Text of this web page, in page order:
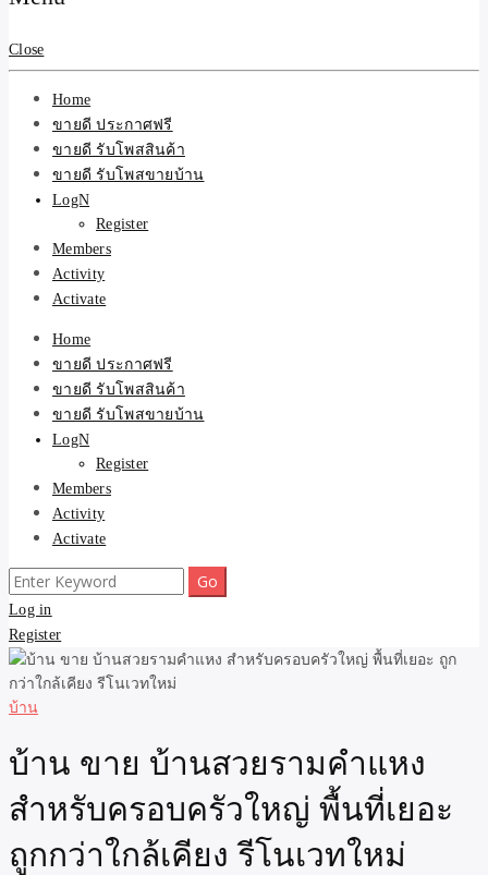
สินค้าและบริการ
Close
Home
ขายดี ประกาศฟรี
ขายดี รับโพสสินค้า
ขายดี รับโพสขายบ้าน
LogN
Register
Members
Activity
Activate
Home
ขายดี ประกาศฟรี
ขายดี รับโพสสินค้า
ขายดี รับโพสขายบ้าน
LogN
Register
Members
Activity
Activate
Search
for:
Log in
Register
บ้าน
บ้าน ขาย บ้านสวยรามคำแหง
สำหรับครอบครัวใหญ่ พื้นที่เยอะ
ถูกกว่าใกล้เคียง รีโนเวทใหม่